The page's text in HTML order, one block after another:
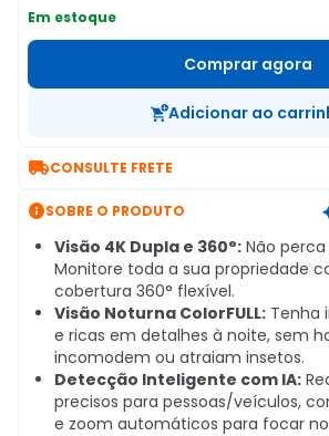
Em estoque
Comprar agora
Adicionar ao
CONSULTE FRETE
SOBRE O PRODUTO
Visão 4K Dupla e 360°: Não
Monitore toda a sua propriedade
cobertura 360° flexível.
Visão Noturna ColorFULL: Tenha
e ricas em detalhes à noite, sem
incomodem ou atraiam insetos.
Detecção Inteligente com IA:
precisos para pessoas/veículos,
e zoom automáticos para focar no